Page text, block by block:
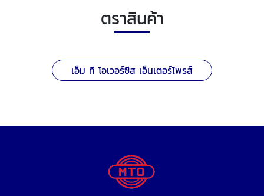
ตราสินค้า
เอ็ม ที โอเวอร์ซีส เอ็นเตอร์ไพรส์